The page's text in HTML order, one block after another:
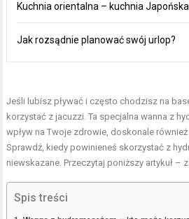
Kuchnia orientalna – kuchnia Japońska
Jak rozsądnie planować swój urlop?
Jeśli lubisz pływać i często chodzisz na
korzystać z jacuzzi. Ta specjalna wanna z
wpływ na Twoje zdrowie, doskonale
Sprawdź, kiedy powinieneś skorzystać z
niewskazane. Przeczytaj poniższy artykuł –
Spis treści